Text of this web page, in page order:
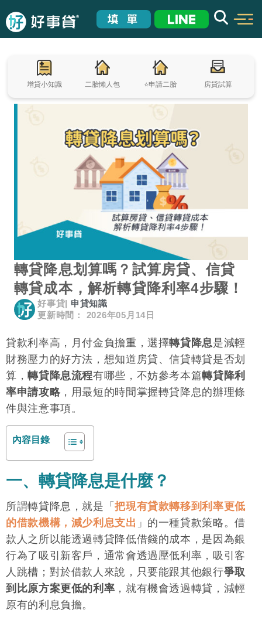
增貸小知識 二胎懶人包 ⭐申請二胎 房貸試算
轉貸降息划算嗎？試算房貸、信貸
轉貸成本，解析轉貸降利率4步驟！
好事貸
申貸知識
更新時間： 2026年05月14日
貸款利率高，月付金負擔重，選擇轉貸降息是減輕
財務壓力的好方法，想知道房貸、信貸轉貸是否划
算，轉貸降息流程有哪些，不妨參考本篇轉貸降利
率申請攻略 ，用最短的時間掌握轉貸降息的辦理條
件與注意事項。
內容目錄
一、轉貸降息是什麼？
所謂轉貸降息，就是「把現有貸款轉移到利率更低
的借款機構，減少利息支出 」的一種貸款策略。借
款人之所以能透過轉貸降低借錢的成本，是因為銀
行為了吸引新客戶，通常會透過壓低利率，吸引客
人跳槽；對於借款人來說，只要能跟其他銀行爭取
到比原方案更低的利率 ，就有機會透過轉貸，減輕
原有的利息負擔。